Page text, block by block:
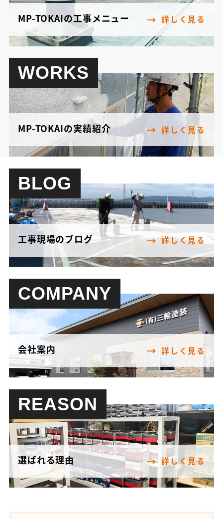
MP-TOKAIの工事メニュー 詳しく見る
WORKS
MP-TOKAIの実績紹介 詳しく見る
BLOG
工事現場のブログ 詳しく見る
COMPANY
会社案内 詳しく見る
REASON
選ばれる理由 詳しく見る